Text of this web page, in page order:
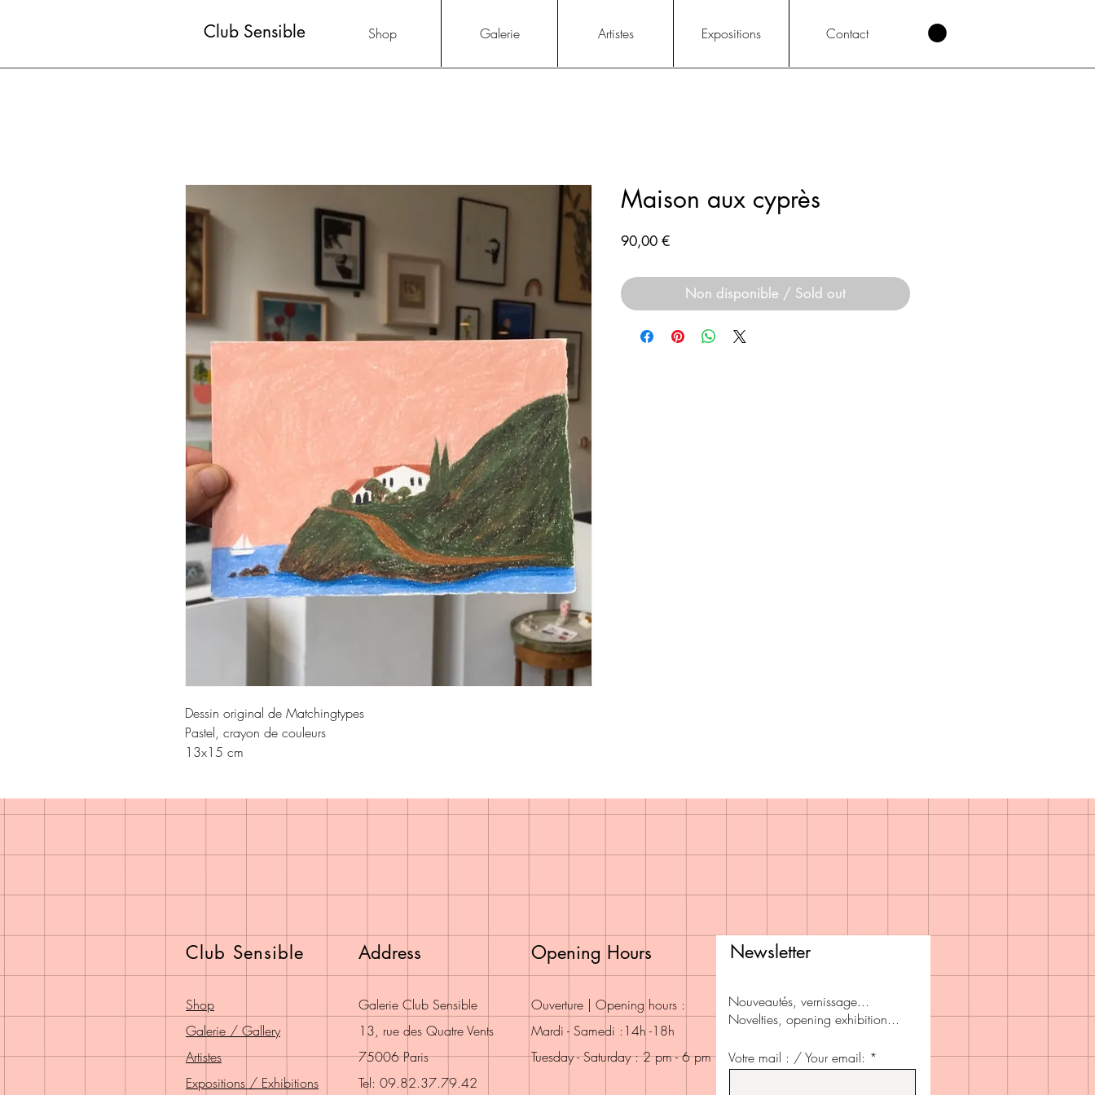
Club Sensible Shop Galerie Artistes Expositions Contact
Dessin original de Matchingtypes
Pastel, crayon de couleurs
13x15 cm
Maison aux cyprès
90,00 €Prix
Non disponible / Sold out
Club Sensible
Shop
Galerie / Gallery
Artistes
Expositions / Exhibitions
Address
Galerie Club Sensible
13, rue des Quatre Vents
75006 Paris
Tel: 09.82.37.79.42
Opening Hours
Ouverture | Opening hours :
Mardi - Samedi :14h -18h
Tuesday - Saturday : 2 pm - 6 pm
Newsletter
Nouveautés, vernissage...
Novelties, opening exhibition...
Votre mail : / Your email: *